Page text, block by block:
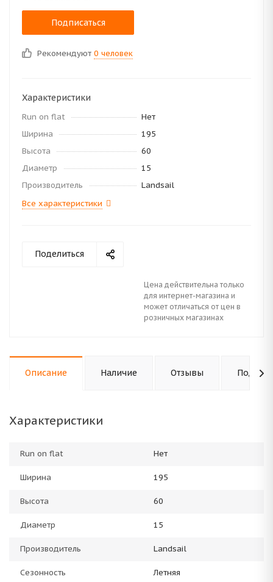
Подписаться
Рекомендуют 0 человек
Характеристики
Run on flat
Нет
Ширина
195
Высота
60
Диаметр
15
Производитель
Landsail
Все характеристики
Поделиться
Цена действительна только
для интернет-магазина и
может отличаться от цен в
розничных магазинах
Описание Наличие Отзывы
Характеристики
Run on flat Нет
Ширина 195
Высота 60
Диаметр 15
Производитель Landsail
Сезонность Летняя